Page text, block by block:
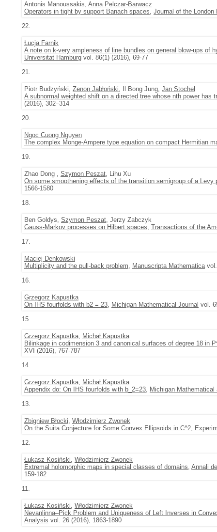
Antonis Manoussakis, Anna Pelczar-Barwacz
Operators in tight by support Banach spaces, Journal of the
22.
Łucja Farnik
A note on k-very ampleness of line bundles on general blow-ups of
Universitat Hamburg vol. 86(1) (2016), 69-77
21.
Piotr Budzyński, Zenon Jabłoński, Il Bong Jung, Jan Stochel
A subnormal weighted shift on a directed tree whose nth power has
(2016), 302–314
20.
Ngoc Cuong Nguyen
The complex Monge-Ampere type equation on compact Hermitian
19.
Zhao Dong , Szymon Peszat, Lihu Xu
On some smoothening effects of the transition semigroup of a Levy
1566-1580
18.
Ben Goldys, Szymon Peszat, Jerzy Zabczyk
Gauss-Markov processes on Hilbert spaces, Transactions of the
17.
Maciej Denkowski
Multiplicity and the pull-back problem, Manuscripta Mathematicavol.
16.
Grzegorz Kapustka
On IHS fourfolds with b2 = 23, Michigan Mathematical Journal vol.
15.
Grzegorz Kapustka, Michał Kapustka
Bilinkage in codimension 3 and canonical surfaces of degree 18 in
XVI (2016), 767-787
14.
Grzegorz Kapustka, Michał Kapustka
Appendix do: On IHS fourfolds with b_2=23, Michigan Mathematical
13.
Zbigniew Błocki, Włodzimierz Zwonek
On the Suita Conjecture for Some Convex Ellipsoids in C^2,
12.
Łukasz Kosiński, Włodzimierz Zwonek
Extremal holomorphic maps in special classes of domains, Annali
159-182
11.
Łukasz Kosiński, Włodzimierz Zwonek
Nevanlinna–Pick Problem and Uniqueness of Left Inverses in
Analysis vol. 26 (2016), 1863-1890